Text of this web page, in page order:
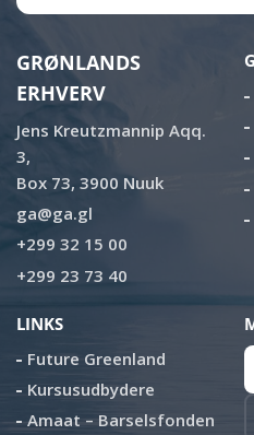
GRØNLANDS
ERHVERV
Jens Kreutzmannip Aqq.
3,
Box 73, 3900 Nuuk
ga@ga.gl
+299 32 15 00
+299 23 73 40
LINKS
Future Greenland
Kursusudbydere
Amaat – Barselsfonden